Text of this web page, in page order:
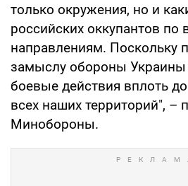
только окружения, но и
российских оккупантов по
направлениям. Поскольку
замыслу обороны
боевые действия вплоть
всех наших территорий", –
Минобороны.